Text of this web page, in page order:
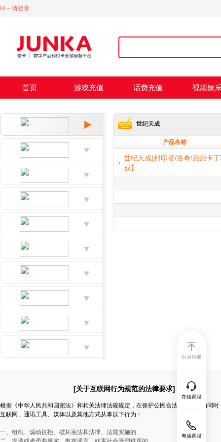
Hi～请登录
首页 游戏充值 话费充值 视频娱
世纪天成
产品名称
世纪天成(封印者/洛奇/跑跑卡
成】
[关于互联网行为规范的法律要求]
根据《中华人民共和国宪法》和相关法律法规规定，在保护公民合法言论自由的同时
互联网、通讯工具、媒体以及其他方式从事以下行为：
一、组织、煽动抗拒、破坏宪法和法律、法规实施的